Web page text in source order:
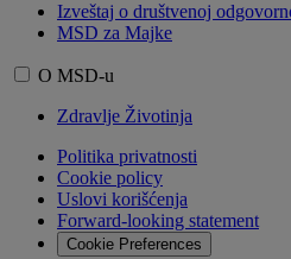
Izveštaj o društvenoj
MSD za Majke
O MSD-u
Zdravlje Životinja
Politika privatnosti
Cookie policy
Uslovi korišćenja​
Forward-looking statement
Cookie Preferences